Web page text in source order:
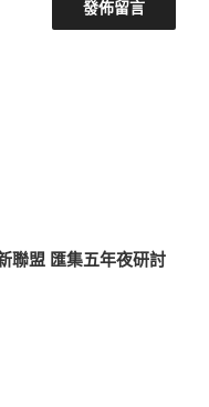
聯盟 匯集五年夜研討